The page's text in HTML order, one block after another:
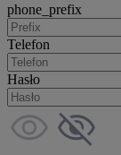
phone_prefix
Telefon
Hasło